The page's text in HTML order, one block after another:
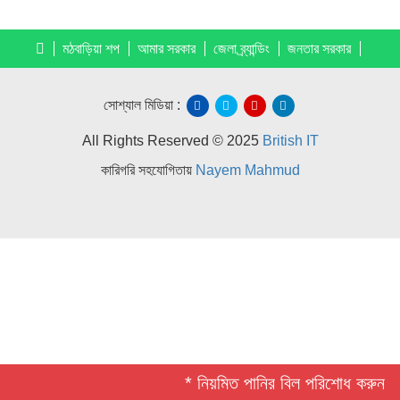
* নিয়মিত পানির বিল পরিশোধ
মঠবাড়িয়া শপ আমার সরকার জেলা ব্র্যান্ডিং জনতার সরকার
সোশ্যাল মিডিয়া :
All Rights Reserved © 2025 British IT
কারিগরি সহযোগিতায় Nayem Mahmud